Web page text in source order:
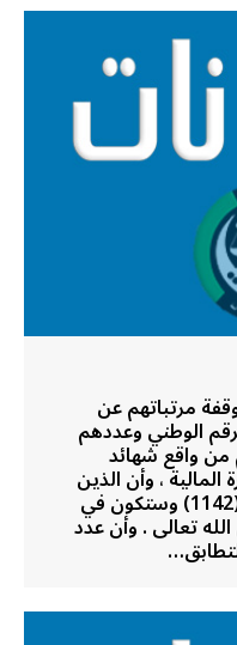
مرتباتهم عن
الوطني وعددهم
من واقع شهائد
، وأن الذين
تمت تسوية أوضاعهم عددهم (1142) وستكون في
تعالى . وأن عدد